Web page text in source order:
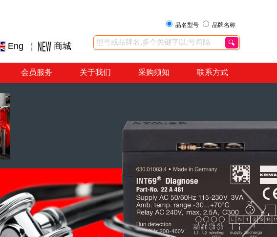
Eng ¦ 商城
品名型号 品牌名称
会员服务 关于我们 采购须知 联系方式